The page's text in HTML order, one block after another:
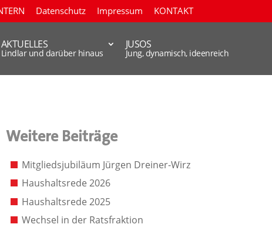
Datenschutz Impressum KONTAKT
AKTUELLES
Lindlar und darüber hinaus
JUSOS
Jung, dynamisch, ideenreich
Weitere Beiträge
Mitgliedsjubiläum Jürgen Dreiner-Wirz
Haushaltsrede 2026
Haushaltsrede 2025
Wechsel in der Ratsfraktion